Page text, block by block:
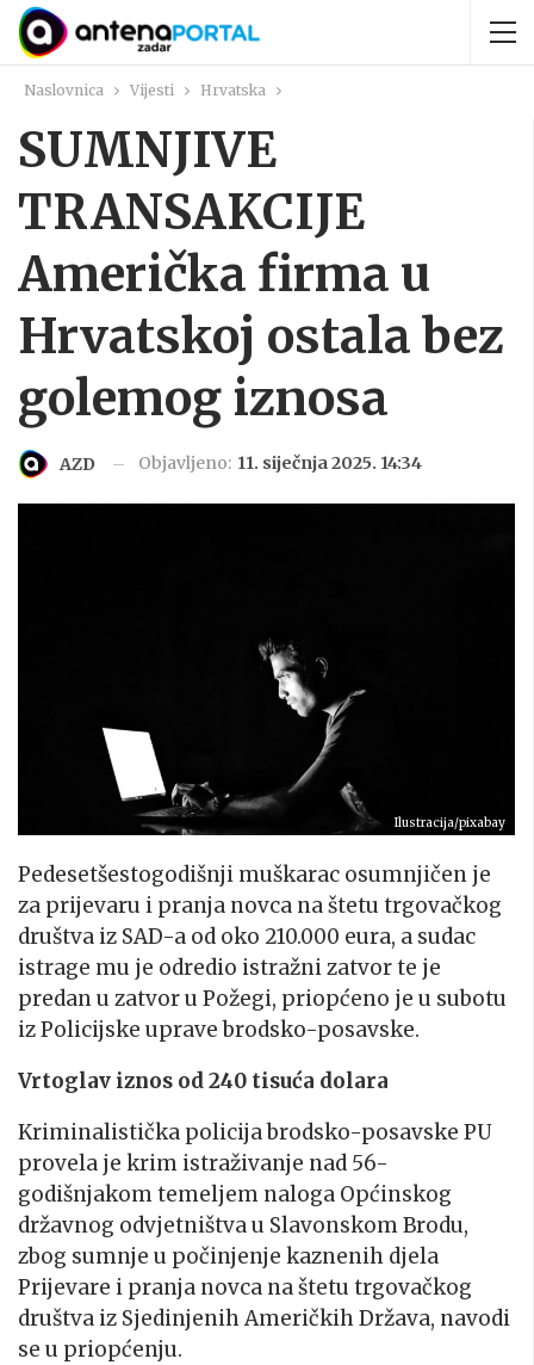
Naslovnica Vijesti Hrvatska
SUMNJIVE
TRANSAKCIJE
Američka firma u
Hrvatskoj ostala bez
golemog iznosa
AZD Objavljeno: 11. siječnja 2025. 14:34
Ilustracija/pixabay
Pedesetšestogodišnji muškarac osumnjičen je
za prijevaru i pranja novca na štetu trgovačkog
društva iz SAD-a od oko 210.000 eura, a sudac
istrage mu je odredio istražni zatvor te je
predan u zatvor u Požegi, priopćeno je u subotu
iz Policijske uprave brodsko-posavske.
Vrtoglav iznos od 240 tisuća dolara
Kriminalistička policija brodsko-posavske PU
provela je krim istraživanje nad 56-
godišnjakom temeljem naloga Općinskog
državnog odvjetništva u Slavonskom Brodu,
zbog sumnje u počinjenje kaznenih djela
Prijevare i pranja novca na štetu trgovačkog
društva iz Sjedinjenih Američkih Država, navodi
se u priopćenju.